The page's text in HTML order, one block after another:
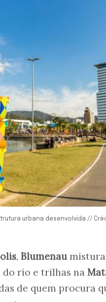
urbana desenvolvida //
, Blumenau mistura
do rio e trilhas na
de quem procura